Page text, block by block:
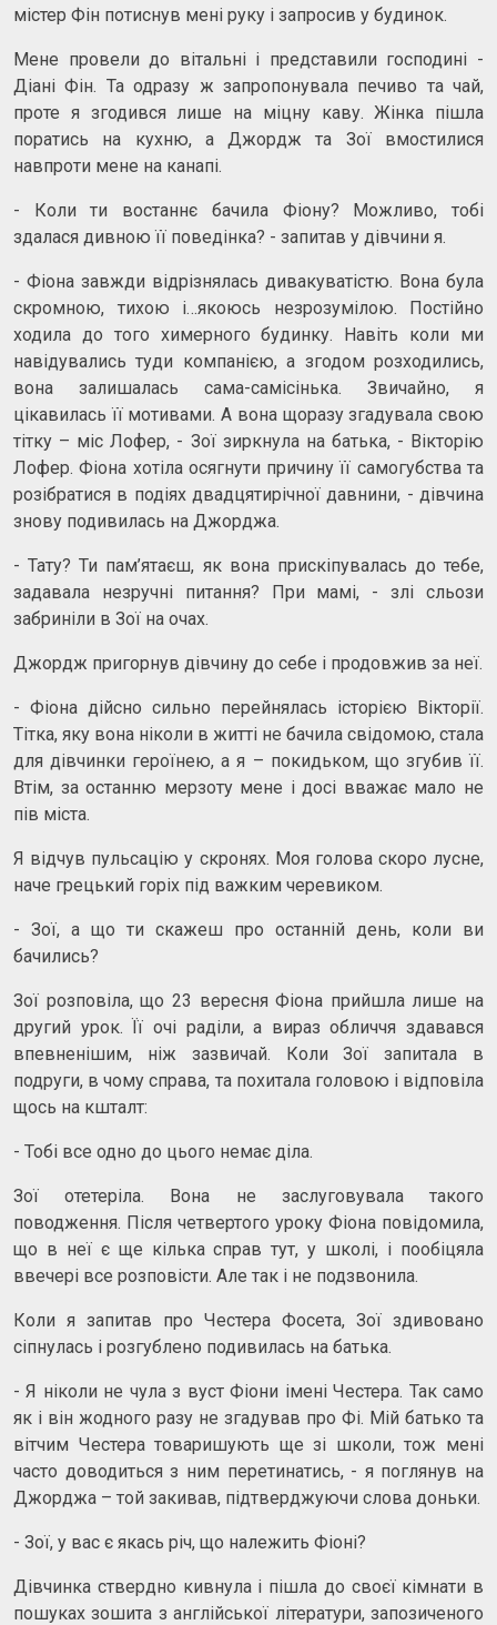
містер Фін потиснув мені руку і запросив у будинок.
Мене провели до вітальні і представили господині -
Діані Фін. Та одразу ж запропонувала печиво та чай,
проте я згодився лише на міцну каву. Жінка пішла
поратись на кухню, а Джордж та Зої вмостилися
навпроти мене на канапі.
- Коли ти востаннє бачила Фіону? Можливо, тобі
здалася дивною її поведінка? - запитав у дівчини я.
- Фіона завжди відрізнялась дивакуватістю. Вона була
скромною, тихою і…якоюсь незрозумілою. Постійно
ходила до того химерного будинку. Навіть коли ми
навідувались туди компанією, а згодом розходились,
вона залишалась сама-самісінька. Звичайно, я
цікавилась її мотивами. А вона щоразу згадувала свою
тітку – міс Лофер, - Зої зиркнула на батька, - Вікторію
Лофер. Фіона хотіла осягнути причину її самогубства та
розібратися в подіях двадцятирічної давнини, - дівчина
знову подивилась на Джорджа.
- Тату? Ти пам’ятаєш, як вона прискіпувалась до тебе,
задавала незручні питання? При мамі, - злі сльози
забриніли в Зої на очах.
Джордж пригорнув дівчину до себе і продовжив за неї.
- Фіона дійсно сильно перейнялась історією Вікторії.
Тітка, яку вона ніколи в житті не бачила свідомою, стала
для дівчинки героїнею, а я – покидьком, що згубив її.
Втім, за останню мерзоту мене і досі вважає мало не
пів міста.
Я відчув пульсацію у скронях. Моя голова скоро лусне,
наче грецький горіх під важким черевиком.
- Зої, а що ти скажеш про останній день, коли ви
бачились?
Зої розповіла, що 23 вересня Фіона прийшла лише на
другий урок. Її очі раділи, а вираз обличчя здавався
впевненішим, ніж зазвичай. Коли Зої запитала в
подруги, в чому справа, та похитала головою і відповіла
щось на кшталт:
- Тобі все одно до цього немає діла.
Зої отетеріла. Вона не заслуговувала такого
поводження. Після четвертого уроку Фіона повідомила,
що в неї є ще кілька справ тут, у школі, і пообіцяла
ввечері все розповісти. Але так і не подзвонила.
Коли я запитав про Честера Фосета, Зої здивовано
сіпнулась і розгублено подивилась на батька.
- Я ніколи не чула з вуст Фіони імені Честера. Так само
як і він жодного разу не згадував про Фі. Мій батько та
вітчим Честера товаришують ще зі школи, тож мені
часто доводиться з ним перетинатись, - я поглянув на
Джорджа – той закивав, підтверджуючи слова доньки.
- Зої, у вас є якась річ, що належить Фіоні?
Дівчинка ствердно кивнула і пішла до своєї кімнати в
пошуках зошита з англійської літератури, запозиченого